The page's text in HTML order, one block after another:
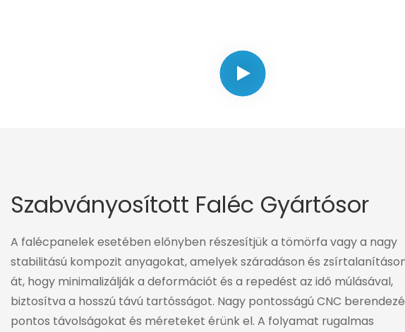
Szabványosított Faléc Gyártósor
A falécpanelek esetében előnyben részesítjük a tömörfa vagy a nagy
stabilitású kompozit anyagokat, amelyek száradáson és
át, hogy minimalizálják a deformációt és a repedést az idő múlásával,
biztosítva a hosszú távú tartósságot. Nagy pontosságú CNC
pontos távolságokat és méreteket érünk el. A folyamat rugalmas